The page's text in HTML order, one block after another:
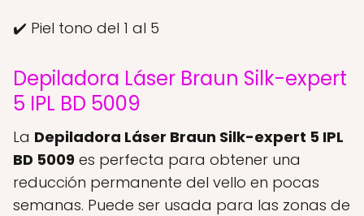
✔️ Piel tono del 1 al 5
Depiladora Láser Braun Silk-expert
5 IPL BD 5009
La Depiladora Láser Braun Silk-expert 5 IPL
BD 5009 es perfecta para obtener una
reducción permanente del vello en pocas
semanas. Puede ser usada para las zonas de